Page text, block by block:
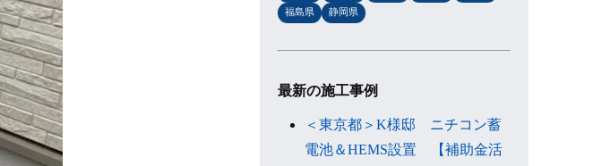
福島県
静岡県
最新の施工事例
＜東京都＞K様邸 ニチコン蓄
電池＆HEMS設置 【補助金活